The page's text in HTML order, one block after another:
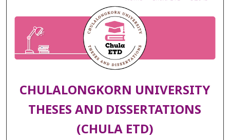
CHULALONGKORN UNIVERSITY
THESES AND DISSERTATIONS
(CHULA ETD)